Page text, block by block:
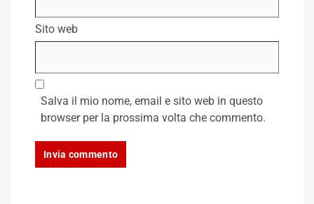
Sito web
Salva il mio nome, email e sito web in questo
browser per la prossima volta che commento.